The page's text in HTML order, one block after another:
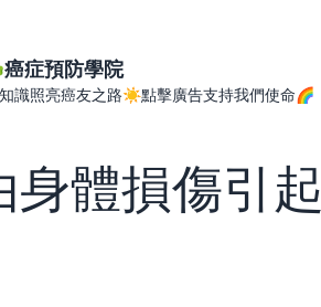
症預防學院
識照亮癌友之路☀️點擊廣告支持我們使命🌈
體損傷引起